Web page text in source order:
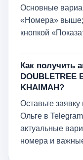
Основные
«Номера» выше;
кнопкой
Как получить
DOUBLETREE
KHAIMAH?
Оставьте
Ольге в
актуальные
номера и